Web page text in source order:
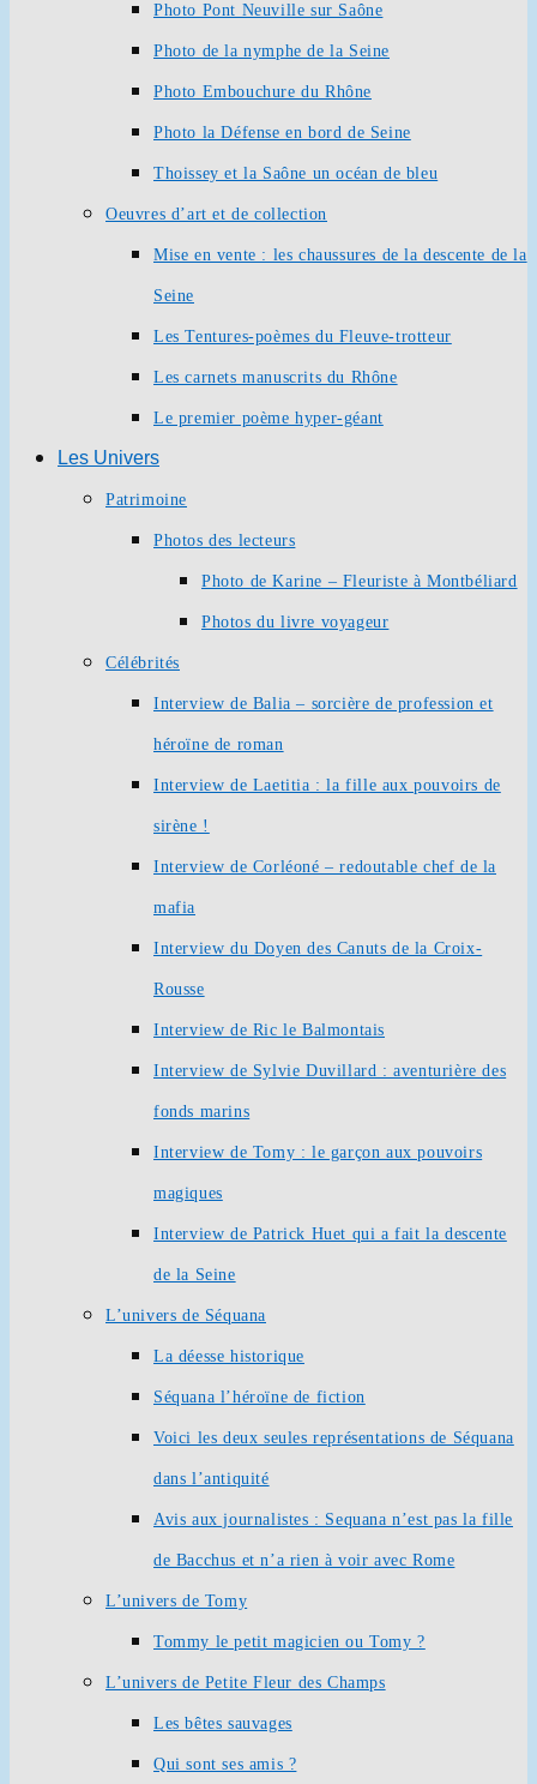
Photo Pont Neuville sur Saône
Photo de la nymphe de la Seine
Photo Embouchure du Rhône
Photo la Défense en bord de Seine
Thoissey et la Saône un océan de bleu
Oeuvres d’art et de collection
Mise en vente : les chaussures de la descente de la
Seine
Les Tentures-poèmes du Fleuve-trotteur
Les carnets manuscrits du Rhône
Le premier poème hyper-géant
Les Univers
Patrimoine
Photos des lecteurs
Photo de Karine – Fleuriste à Montbéliard
Photos du livre voyageur
Célébrités
Interview de Balia – sorcière de profession et
héroïne de roman
Interview de Laetitia : la fille aux pouvoirs de
sirène !
Interview de Corléoné – redoutable chef de la
mafia
Interview du Doyen des Canuts de la Croix-
Rousse
Interview de Ric le Balmontais
Interview de Sylvie Duvillard : aventurière des
fonds marins
Interview de Tomy : le garçon aux pouvoirs
magiques
Interview de Patrick Huet qui a fait la descente
de la Seine
L’univers de Séquana
La déesse historique
Séquana l’héroïne de fiction
Voici les deux seules représentations de Séquana
dans l’antiquité
Avis aux journalistes : Sequana n’est pas la fille
de Bacchus et n’a rien à voir avec Rome
L’univers de Tomy
Tommy le petit magicien ou Tomy ?
L’univers de Petite Fleur des Champs
Les bêtes sauvages
Qui sont ses amis ?